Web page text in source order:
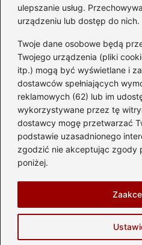
ulepszanie usług.
urządzeniu lub dostęp do nich.
Twoje dane osobowe będą
Twojego urządzenia (pliki
itp.) mogą być wyświetlane i
dostawców spełniających
reklamowych (62) lub im
wykorzystywane przez tę
dostawcy mogę przetwarzać
podstawie uzasadnionego
zgodzić nie akceptując zgody
poniżej.
Kategorie
Akumulator(74)
Benzyna i Diesel(87)
Motocykle(49)
Opony(81)
Prawo jazdy(77)
Samochody(238)
Silnik(83)
Prywatność
Napisz do nas